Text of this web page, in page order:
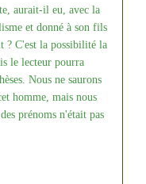
aurait-il eu, avec la
et donné à son fils
? C'est la possibilité la
le lecteur pourra
Nous ne saurons
homme, mais nous
prénoms n'était pas